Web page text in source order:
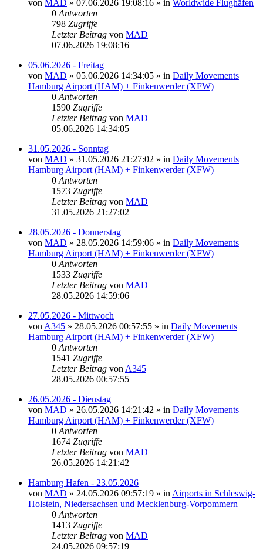
von MAD » 07.06.2026 19:08:16 » in Worldwide Flughäfen
0 Antworten
798 Zugriffe
Letzter Beitrag von MAD
07.06.2026 19:08:16
05.06.2026 - Freitag
von MAD » 05.06.2026 14:34:05 » in Daily Movements
Hamburg Airport (HAM) + Finkenwerder (XFW)
0 Antworten
1590 Zugriffe
Letzter Beitrag von MAD
05.06.2026 14:34:05
31.05.2026 - Sonntag
von MAD » 31.05.2026 21:27:02 » in Daily Movements
Hamburg Airport (HAM) + Finkenwerder (XFW)
0 Antworten
1573 Zugriffe
Letzter Beitrag von MAD
31.05.2026 21:27:02
28.05.2026 - Donnerstag
von MAD » 28.05.2026 14:59:06 » in Daily Movements
Hamburg Airport (HAM) + Finkenwerder (XFW)
0 Antworten
1533 Zugriffe
Letzter Beitrag von MAD
28.05.2026 14:59:06
27.05.2026 - Mittwoch
von A345 » 28.05.2026 00:57:55 » in Daily Movements
Hamburg Airport (HAM) + Finkenwerder (XFW)
0 Antworten
1541 Zugriffe
Letzter Beitrag von A345
28.05.2026 00:57:55
26.05.2026 - Dienstag
von MAD » 26.05.2026 14:21:42 » in Daily Movements
Hamburg Airport (HAM) + Finkenwerder (XFW)
0 Antworten
1674 Zugriffe
Letzter Beitrag von MAD
26.05.2026 14:21:42
Hamburg Hafen - 23.05.2026
von MAD » 24.05.2026 09:57:19 » in Airports in Schleswig-
Holstein, Niedersachsen und Mecklenburg-Vorpommern
0 Antworten
1413 Zugriffe
Letzter Beitrag von MAD
24.05.2026 09:57:19